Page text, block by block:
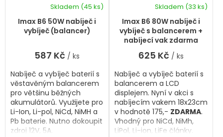
Imax B6 50W nabíječ i
vybíječ (balancer)
Skladem (45 ks)
587 Kč / ks
Nabíječ a vybíječ baterií s
věstavěným balancerem
pro většinu běžných
akumulátorů. Využijete pro
Li-Ion, Li-pol, NiCd, NiMH a
Pb baterie. Nutno dokoupit
zdroj 12V, 5A.
Imax B6 80W nabíječ i
vybíječ s balancerem +
nabíjecí vak zdarma
hodnocení
produktu
hvězdiček.
Skladem (33 ks)
625 Kč / ks
Nabíječ a vybíječ baterií s
balancerem a LCD
displejem. Nyní v akci s
nabíjecím vakem 18x23cm
v hodnotě 175,- ZDARMA.
Vhodný pro NiCd, NiMh,
LiPol, Li-ion, LiFe články.